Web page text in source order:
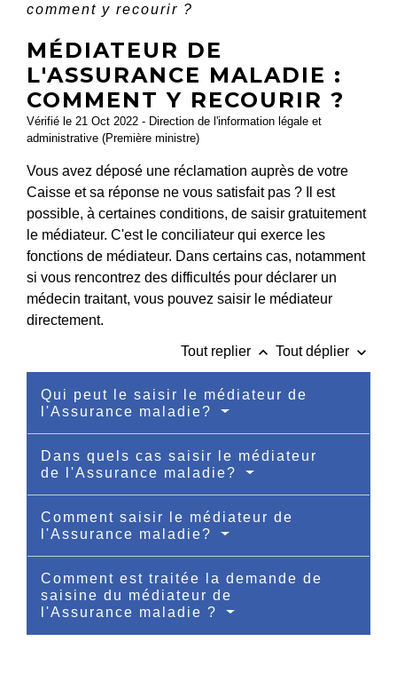
comment y recourir ?
MÉDIATEUR DE
L'ASSURANCE MALADIE :
COMMENT Y RECOURIR ?
Vérifié le 21 Oct 2022 - Direction de l'information légale et
administrative (Première ministre)
Vous avez déposé une réclamation auprès de votre
Caisse et sa réponse ne vous satisfait pas ? Il est
possible, à certaines conditions, de saisir gratuitement
le médiateur. C'est le conciliateur qui exerce les
fonctions de médiateur. Dans certains cas, notamment
si vous rencontrez des difficultés pour déclarer un
médecin traitant, vous pouvez saisir le médiateur
directement.
Tout replier keyboard_arrow_up Tout déplier keyboard_arrow_down
Qui peut le saisir le médiateur de
l'Assurance maladie?
Dans quels cas saisir le médiateur
de l'Assurance maladie?
Comment saisir le médiateur de
l'Assurance maladie?
Comment est traitée la demande de
saisine du médiateur de
l'Assurance maladie ?